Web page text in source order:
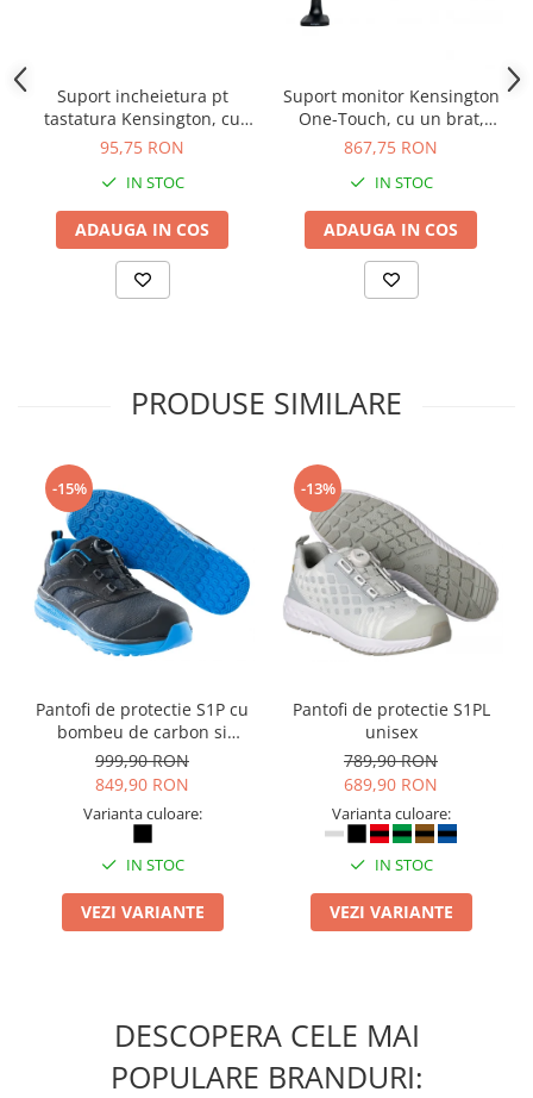
Suport incheietura pt
tastatura Kensington, cu
spuma, negru
95,75 RON
IN STOC
ADAUGA IN COS
Suport monitor Kensington
One-Touch, cu un brat,
negru
867,75 RON
IN STOC
ADAUGA IN COS
PRODUSE SIMILARE
-15%
Pantofi de protectie S1P cu
bombeu de carbon si
inchidere BOAÂ® Fit
999,90 RON
849,90 RON
Varianta culoare:
IN STOC
VEZI VARIANTE
-13%
Pantofi de protectie S1PL
unisex
789,90 RON
689,90 RON
Varianta culoare:
IN STOC
VEZI VARIANTE
DESCOPERA CELE MAI
POPULARE BRANDURI: